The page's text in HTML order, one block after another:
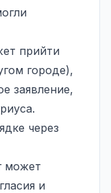
прийти
городе),
заявление,
через
может
и